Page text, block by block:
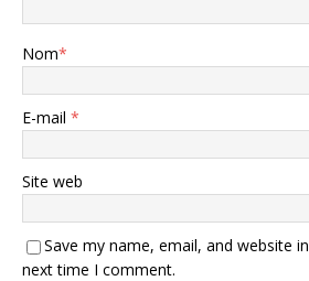
Nom*
E-mail *
Site web
Save my name, email, and website
next time I comment.